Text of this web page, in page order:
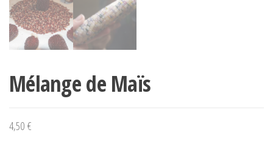
Mélange de Maïs
4,50 €